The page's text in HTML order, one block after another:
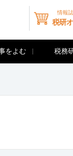
情報
税研
をよむ 税務